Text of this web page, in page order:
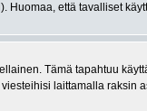
Huomaa, että tavalliset
Tämä tapahtuu
laittamalla